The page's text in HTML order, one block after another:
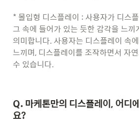
* 몰입형 디스플레이 : 사용자가 디스
그 속에 들어가 있는 듯한 감각을 느
의미합니다. 사용자는 디스플레이 속
느끼며, 디스플레이를 조작하면서 자
수 있습니다.
Q. 마케톤만의 디스플레이, 어디
요?